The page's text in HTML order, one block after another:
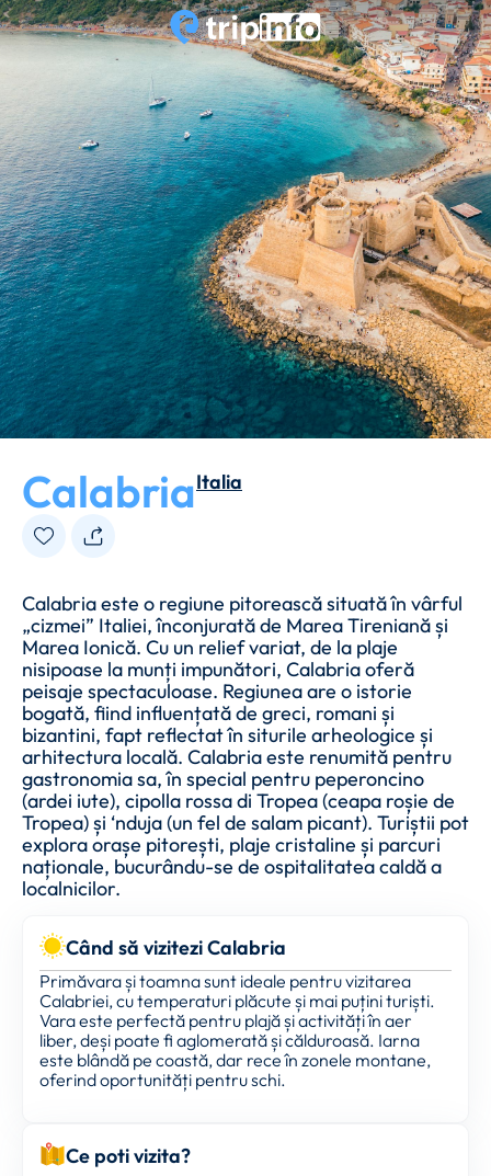
CalabriaItalia
Calabria este o regiune pitorească situată în vârful
„cizmei” Italiei, înconjurată de Marea Tireniană și
Marea Ionică. Cu un relief variat, de la plaje
nisipoase la munți impunători, Calabria oferă
peisaje spectaculoase. Regiunea are o istorie
bogată, fiind influențată de greci, romani și
bizantini, fapt reflectat în siturile arheologice și
arhitectura locală. Calabria este renumită pentru
gastronomia sa, în special pentru peperoncino
(ardei iute), cipolla rossa di Tropea (ceapa roșie de
Tropea) și ‘nduja (un fel de salam picant). Turiștii pot
explora orașe pitorești, plaje cristaline și parcuri
naționale, bucurându-se de ospitalitatea caldă a
localnicilor.
Când să vizitezi Calabria
Primăvara și toamna sunt ideale pentru vizitarea
Calabriei, cu temperaturi plăcute și mai puțini turiști.
Vara este perfectă pentru plajă și activități în aer
liber, deși poate fi aglomerată și călduroasă. Iarna
este blândă pe coastă, dar rece în zonele montane,
oferind oportunități pentru schi.
Ce poti vizita?